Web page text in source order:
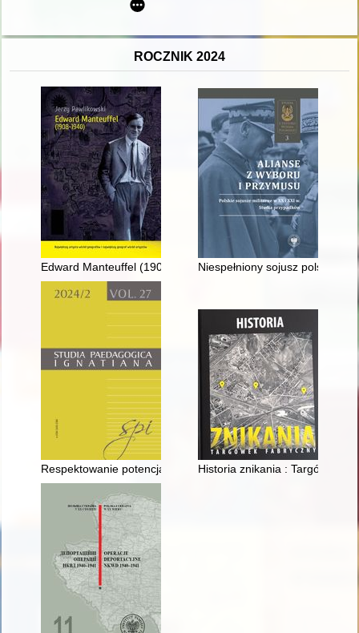
ROCZNIK 2024
Edward Manteuffel (1908-1940)Niespełniony sojusz polsko-
Respektowanie potencjału rozwojowego uczniów i refleksja
Historia znikania : Targówek